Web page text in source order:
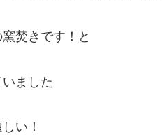
焚きです！と
ました
い！